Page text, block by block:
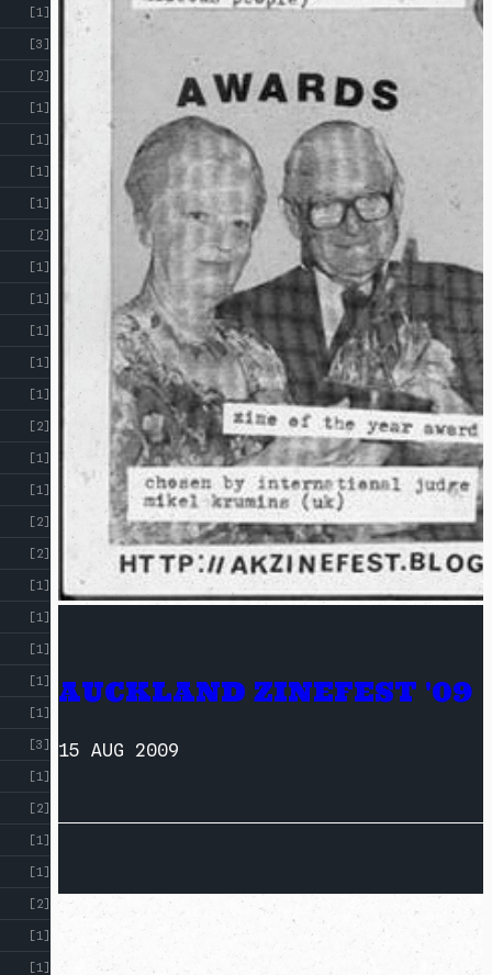
[1]
[3]
[2]
[1]
[1]
[1]
[1]
[2]
[1]
[1]
[1]
[1]
[1]
[2]
[1]
[1]
[2]
[2]
[1]
[1]
[1]
[1]
[1]
[3]
[1]
[2]
[1]
[1]
[2]
[1]
[1]
AUCKLAND ZINEFEST '09
15 AUG 2009